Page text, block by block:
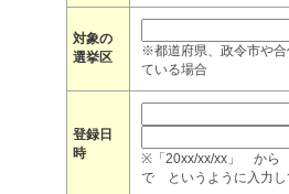
対象の
選挙区
※都道府県、政令市や
ている場合
登録日
時
※「20xx/xx/xx」 から
で というように入力し